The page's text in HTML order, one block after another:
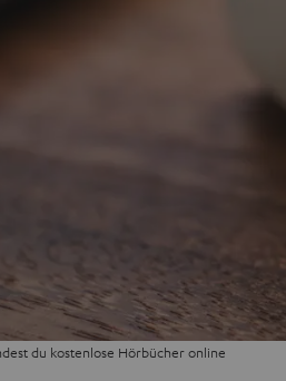
du kostenlose Hörbücher online